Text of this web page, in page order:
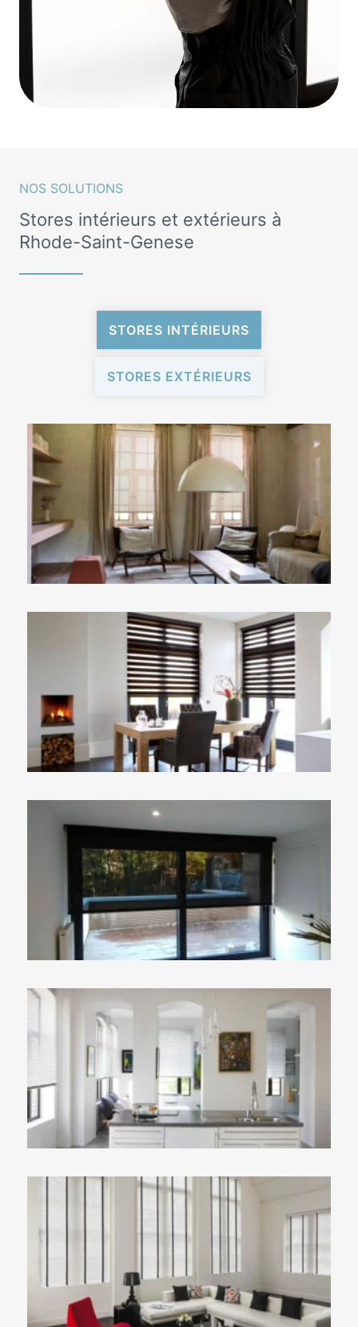
NOS SOLUTIONS
Stores intérieurs et extérieurs à
Rhode-Saint-Genese
STORES INTÉRIEURS
STORES EXTÉRIEURS